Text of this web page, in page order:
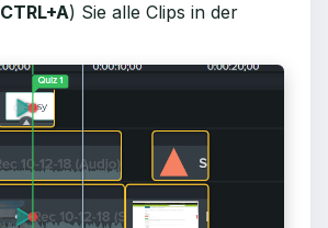
CTRL+A) Sie alle Clips in der